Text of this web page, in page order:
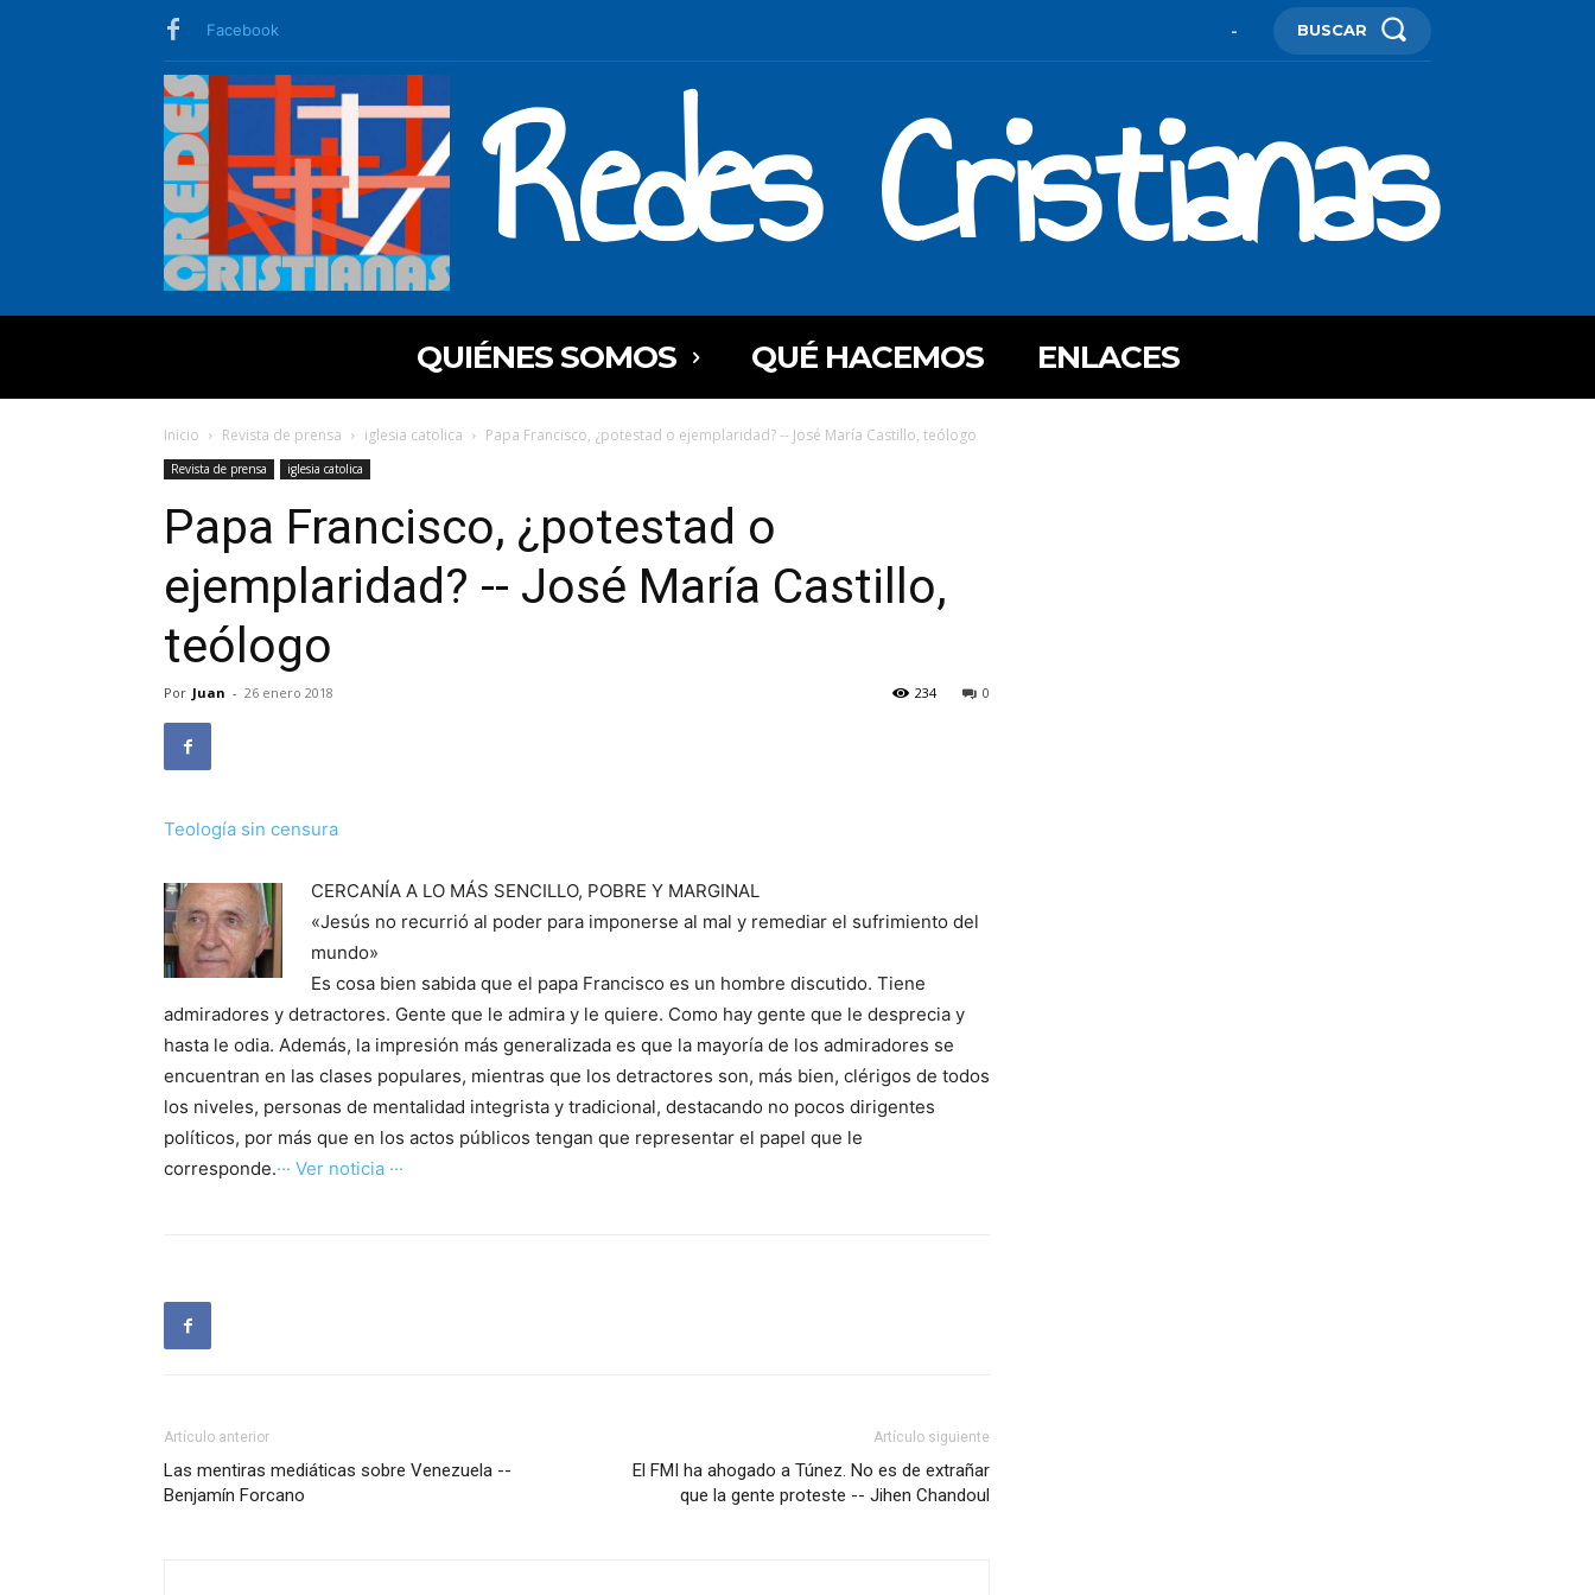
Facebook - BUSCAR
Redes Cristianas
QUIÉNES SOMOS QUÉ HACEMOS ENLACES
Inicio Revista de prensa iglesia catolica Papa Francisco, ¿potestad o ejemplaridad? -- José María Castillo, teólogo
Revista de prensa iglesia catolica
Papa Francisco, ¿potestad o
ejemplaridad? -- José María Castillo,
teólogo
Por Juan - 26 enero 2018 0
234
Teología sin censura
CERCANÍA A LO MÁS SENCILLO, POBRE Y MARGINAL
«Jesús no recurrió al poder para imponerse al mal y remediar el sufrimiento del
mundo»
Es cosa bien sabida que el papa Francisco es un hombre discutido. Tiene
admiradores y detractores. Gente que le admira y le quiere. Como hay gente que le desprecia y
hasta le odia. Además, la impresión más generalizada es que la mayoría de los admiradores se
encuentran en las clases populares, mientras que los detractores son, más bien, clérigos de todos
los niveles, personas de mentalidad integrista y tradicional, destacando no pocos dirigentes
políticos, por más que en los actos públicos tengan que representar el papel que le
corresponde.··· Ver noticia ···
Artículo anterior
Las mentiras mediáticas sobre Venezuela --
Benjamín Forcano
Artículo siguiente
El FMI ha ahogado a Túnez. No es de extrañar
que la gente proteste -- Jihen Chandoul